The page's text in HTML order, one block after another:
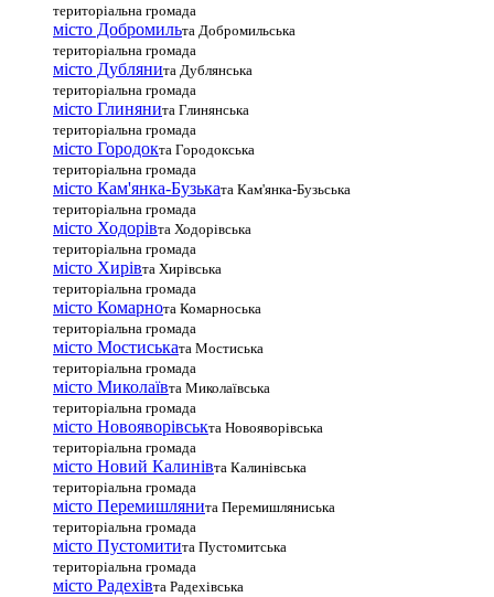
територіальна громада
місто Добромильта Добромильська
територіальна громада
місто Дублянита Дублянська
територіальна громада
місто Глинянита Глинянська
територіальна громада
місто Городокта Городокська
територіальна громада
місто Кам'янка-Бузьката Кам'янка-Бузьська
територіальна громада
місто Ходорівта Ходорівська
територіальна громада
місто Хирівта Хирівська
територіальна громада
місто Комарнота Комарноська
територіальна громада
місто Мостиськата Мостиська
територіальна громада
місто Миколаївта Миколаївська
територіальна громада
місто Новояворівськта Новояворівська
територіальна громада
місто Новий Калинівта Калинівська
територіальна громада
місто Перемишлянита Перемишляниська
територіальна громада
місто Пустомитита Пустомитська
територіальна громада
місто Радехівта Радехівська